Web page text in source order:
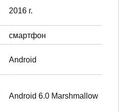
2016 г.
смартфон
Android
Android 6.0 Marshmallow